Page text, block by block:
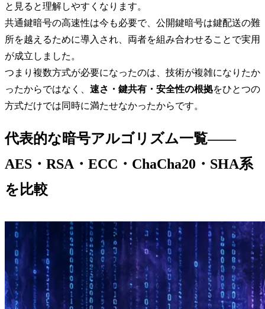
と見ると理解しやすくなります。
共通鍵暗号の高速性は今も必要で、公開鍵暗号は鍵配送の難
所を越えるために導入され、両者を組み合わせることで実用
が成立しました。
つまり複数方式が必要になったのは、技術が複雑になりたか
ったからではなく、 速さ・鍵共有・安全性の根拠をひとつの
方式だけでは同時に満たせなかったからです。
代表的な暗号アルゴリズム一覧——
AES・RSA・ECC・ChaCha20・SHA系
を比較